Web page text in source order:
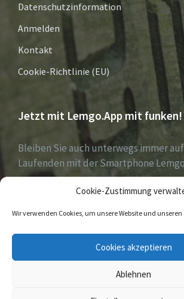
Cookie-Zustimmung
Wir verwenden Cookies, um unsere Website und
Cookies akzeptieren
Ablehnen
Datenschutzinformation
Anmelden
Kontakt
Cookie-Richtlinie (EU)
Jetzt mit Lemgo.App mit funken!
Bleiben Sie auch unterwegs immer
Laufenden mit der Smartphone
Jetzt laden für iOS & Android
Facebook Twitter